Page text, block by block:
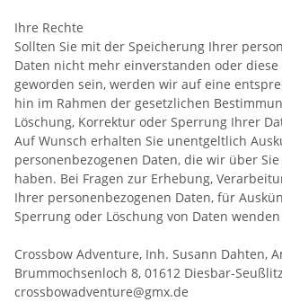
Ihre Rechte
Sollten Sie mit der Speicherung Ihrer
Daten nicht mehr einverstanden oder
geworden sein, werden wir auf eine
hin im Rahmen der gesetzlichen
Löschung, Korrektur oder Sperrung Ihrer
Auf Wunsch erhalten Sie unentgeltlich
personenbezogenen Daten, die wir über
haben. Bei Fragen zur Erhebung,
Ihrer personenbezogenen Daten, für
Sperrung oder Löschung von Daten
Crossbow Adventure, Inh. Susann Dahten,
Brummochsenloch 8, 01612 Diesbar-
crossbowadventure@gmx.de